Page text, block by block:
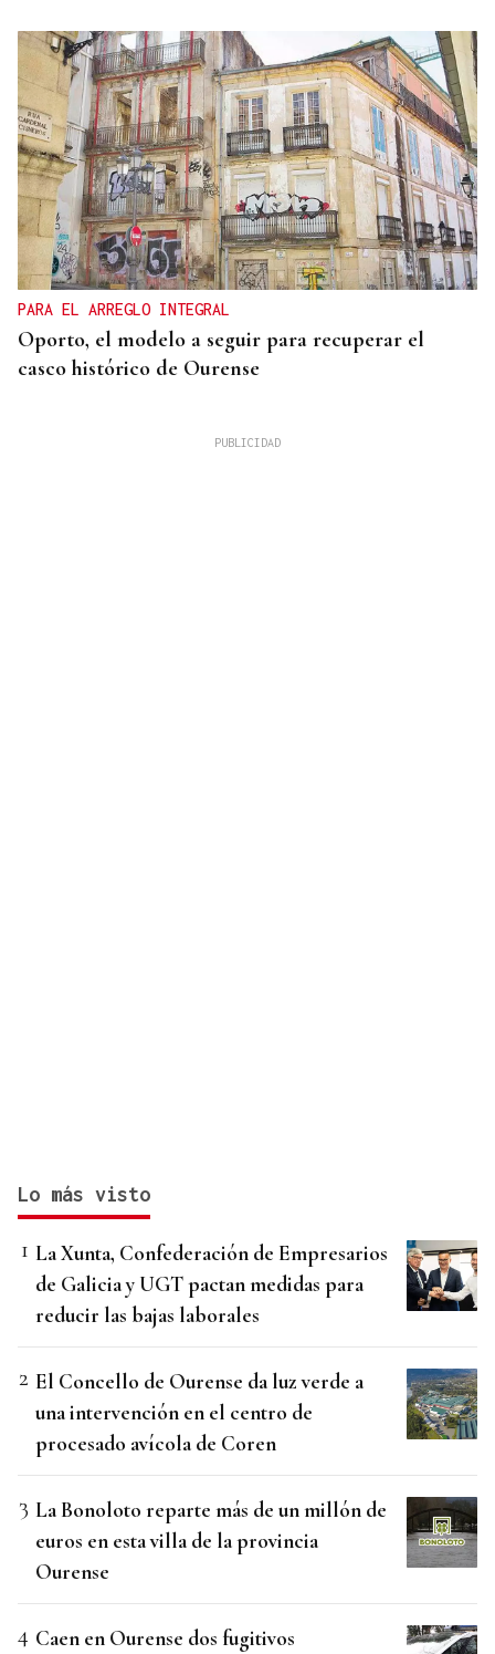
PARA EL ARREGLO INTEGRAL
Oporto, el modelo a seguir para recuperar el
casco histórico de Ourense
Lo más visto
La Xunta, Confederación de Empresarios
de Galicia y UGT pactan medidas para
reducir las bajas laborales
El Concello de Ourense da luz verde a
una intervención en el centro de
procesado avícola de Coren
La Bonoloto reparte más de un millón de
euros en esta villa de la provincia
Ourense
Caen en Ourense dos fugitivos